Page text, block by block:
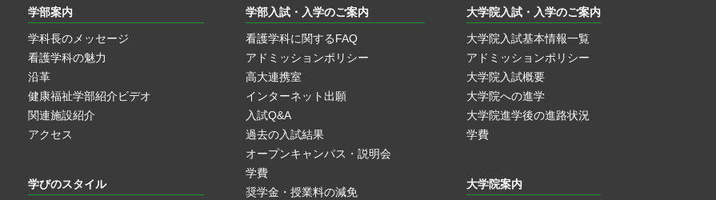
学部案内
学科長のメッセージ
看護学科の魅力
沿革
健康福祉学部紹介ビデオ
関連施設紹介
アクセス
学びのスタイル
学部入試・入学のご案内
看護学科に関するFAQ
アドミッションポリシー
高大連携室
インターネット出願
入試Q&A
過去の入試結果
オープンキャンパス・説明会
学費
奨学金・授業料の減免
大学院入試・入学のご案内
大学院入試基本情報一覧
アドミッションポリシー
大学院入試概要
大学院への進学
大学院進学後の進路状況
学費
大学院案内